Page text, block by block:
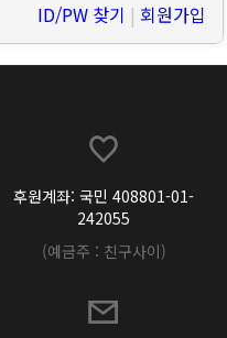
ID/PW 찾기 | 회원가입
후원계좌: 국민 408801-01-
242055
(예금주 : 친구사이)